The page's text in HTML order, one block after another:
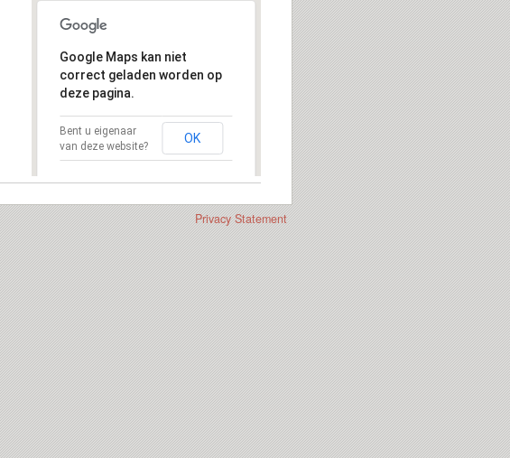
Google Maps kan niet
correct geladen worden op
deze pagina.
Bent u eigenaar
van deze website?
OK
Privacy Statement